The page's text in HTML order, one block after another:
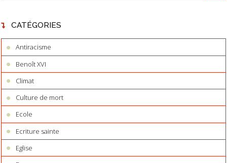
CATÉGORIES
Antiracisme
Benoît XVI
Climat
Culture de mort
Ecole
Ecriture sainte
Eglise